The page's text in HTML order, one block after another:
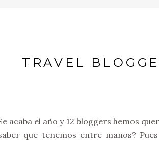
TRAVEL
acaba el año y 12 bloggers hemos
que tenemos entre manos?